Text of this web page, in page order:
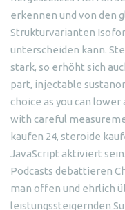
erkennen und von den
Strukturvarianten
unterscheiden kann.
stark, so erhöht sich
part, injectable
choice as you can
with careful
kaufen 24, steroide
JavaScript aktiviert
Podcasts debattieren
man offen und ehrlich
leistungssteigernden